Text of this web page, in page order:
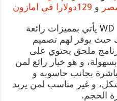
و 129دولارا في امازون
هاردسك خارجي WD My Book يأتي بمميزات رائعة
حيث يوفر لهم تصميم
ملحق يحتوي على
و هو خيار رائع لمن
بجانب حاسوبه و
و غير مناسب لمن يريد
الحجم.